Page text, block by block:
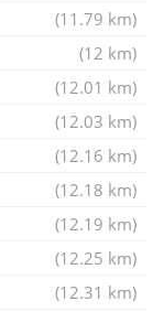
(11.79 km)
(12 km)
(12.01 km)
(12.03 km)
(12.16 km)
(12.18 km)
(12.19 km)
(12.25 km)
(12.31 km)